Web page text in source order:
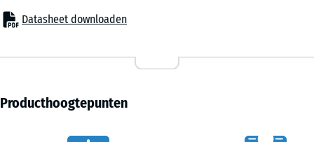
puzzelverbinding. Daardoor worden ze eenvoudig in elkaar geklikt
tot één doorlopend geheel. Lijm of schroeven zijn niet nodig. Het
losgenomen. Ook het vervangen van een afzonderlijke tegel is
Flexibel te plaatsen op diverse ondergronden
De tuintegels laten zich leggen op vrijwel elke stabiele ondergrond.
Datasheet downloaden
Producthoogtepunten